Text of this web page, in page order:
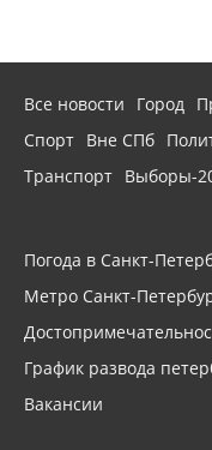
Все новости Город
Спорт Вне СПб
Транспорт Выборы-
Погода в Санкт-
Метро Санкт-
График развода
Вакансии